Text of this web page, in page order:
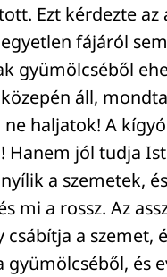
Ezt kérdezte
fájáról
gyümölcséből
áll,
ne haljatok! A
Hanem jól tudja
a szemetek,
mi a rossz. Az
csábítja a szemet,
gyümölcséből, és